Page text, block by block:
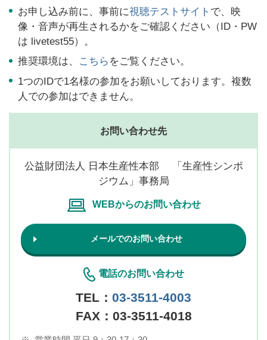
お申し込み前に、事前に視聴テストサイト で、映
像・音声が再生されるかをご確認ください（ID・PW
は livetest55）。
推奨環境は、
こちら をご覧ください。
1つのIDで1名様の参加をお願いしております。複数
人での参加はできません。
お問い合わせ先
公益財団法人 日本生産性本部 「生産性シンポ
ジウム」事務局
WEBからのお問い合わせ
メールでのお問い合わせ
電話のお問い合わせ
TEL： 03-3511-4003
FAX：03-3511-4018